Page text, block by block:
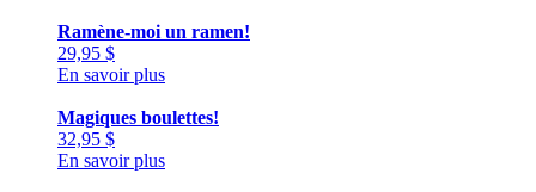
Ramène-moi un ramen!
29,95 $
En savoir plus
Magiques boulettes!
32,95 $
En savoir plus